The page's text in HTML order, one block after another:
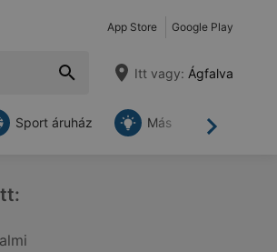
App Store Google Play
Itt vagy: Ágfalva
Tovább
Sport áruház Más